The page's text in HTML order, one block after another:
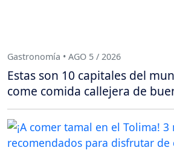
Gastronomía • AGO 5 / 2026
Estas son 10 capitales del
come comida callejera de